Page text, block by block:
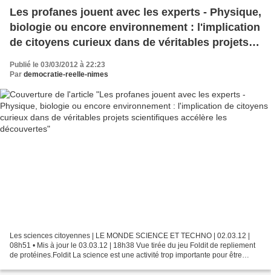
Les profanes jouent avec les experts - Physique,
biologie ou encore environnement : l'implication
de citoyens curieux dans de véritables projets
Publié le 03/03/2012 à 22:23
Par democratie-reelle-nimes
Les sciences citoyennes | LE MONDE SCIENCE ET TECHNO | 02.03.12 |
08h51 • Mis à jour le 03.03.12 | 18h38 Vue tirée du jeu Foldit de repliement
de protéines.Foldit La science est une activité trop importante pour être